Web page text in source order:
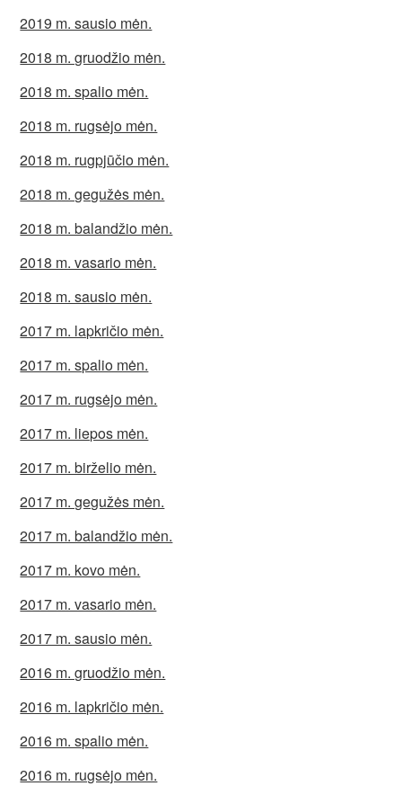
2019 m. sausio mėn.
2018 m. gruodžio mėn.
2018 m. spalio mėn.
2018 m. rugsėjo mėn.
2018 m. rugpjūčio mėn.
2018 m. gegužės mėn.
2018 m. balandžio mėn.
2018 m. vasario mėn.
2018 m. sausio mėn.
2017 m. lapkričio mėn.
2017 m. spalio mėn.
2017 m. rugsėjo mėn.
2017 m. liepos mėn.
2017 m. birželio mėn.
2017 m. gegužės mėn.
2017 m. balandžio mėn.
2017 m. kovo mėn.
2017 m. vasario mėn.
2017 m. sausio mėn.
2016 m. gruodžio mėn.
2016 m. lapkričio mėn.
2016 m. spalio mėn.
2016 m. rugsėjo mėn.